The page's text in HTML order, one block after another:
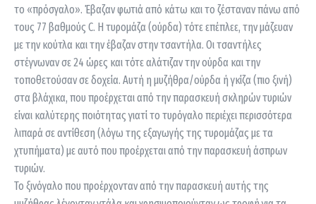
το «πρόσγαλο». Έβαζαν φωτιά από κάτω και το ζέσταναν πάνω από
τους 77 βαθμούς C. Η τυρομάζα (ούρδα) τότε επέπλεε, την μάζευαν
με την κούτλα και την έβαζαν στην τσαντήλα. Οι τσαντήλες
στέγνωναν σε 24 ώρες και τότε αλάτιζαν την ούρδα και την
τοποθετούσαν σε δοχεία. Αυτή η μυζήθρα/ούρδα ή γκίζα (πιο ξινή)
στα βλάχικα, που προέρχεται από την παρασκευή σκληρών τυριών
είναι καλύτερης ποιότητας γιατί το τυρόγαλο περιέχει περισσότερα
λιπαρά σε αντίθεση (λόγω της εξαγωγής της τυρομάζας με τα
χτυπήματα) με αυτό που προέρχεται από την παρασκευή άσπρων
τυριών.
Το ξινόγαλο που προέρχονταν από την παρασκευή αυτής της